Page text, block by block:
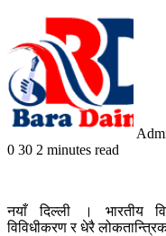
0 30 2 minutes read
नयाँ दिल्ली । भारतीय
विविधीकरण र धेरै